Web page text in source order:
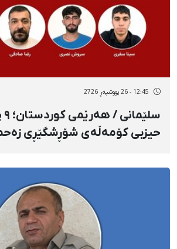
12:45 - 26 پووشپەڕ 2726
حیزبی کۆمەڵەی شۆڕشگێڕی
کۆماری ئیسلامیدا گیانیان